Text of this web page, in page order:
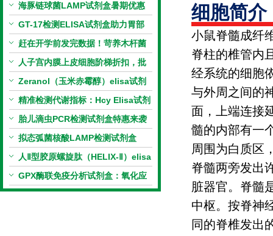
海豚链球菌LAMP试剂盒暑期优惠
GT-17检测ELISA试剂盒助力胃部
相关指标样本定量研究
赶在开学前发完数据！苛养木杆菌
PCR检测试剂盒暑假优惠开启
人子宫内膜上皮细胞阶梯折扣，批
量更划算
Zeranol（玉米赤霉醇）elisa试剂
盒特惠
精准检测代谢指标：Hcy Elisa试剂
盒的科研应用与技术特点
胎儿滴虫PCR检测试剂盒特惠来袭
拟态弧菌核酸LAMP检测试剂盒
（恒温荧光法）新品上市优惠活动
人Ⅱ型胶原螺旋肽（HELIX-Ⅱ）elisa
试剂盒科研优惠活动开启
GPX酶联免疫分析试剂盒：氧化应
激研究精准检测工具
细胞简介
小鼠脊髓成纤
脊柱的椎管内
经系统的细胞
与外周之间的
面，上端连接
髓的内部有一
周围为白质区
脊髓两旁发出
脏器官。脊髓
中枢。按脊神
同的脊椎发出